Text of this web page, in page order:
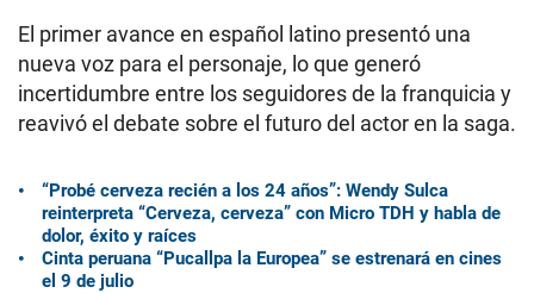
El primer avance en español latino presentó una
nueva voz para el personaje, lo que generó
incertidumbre entre los seguidores de la franquicia y
reavivó el debate sobre el futuro del actor en la saga.
“Probé cerveza recién a los 24 años”: Wendy Sulca
reinterpreta “Cerveza, cerveza” con Micro TDH y habla de
dolor, éxito y raíces
Cinta peruana “Pucallpa la Europea” se estrenará en cines
el 9 de julio